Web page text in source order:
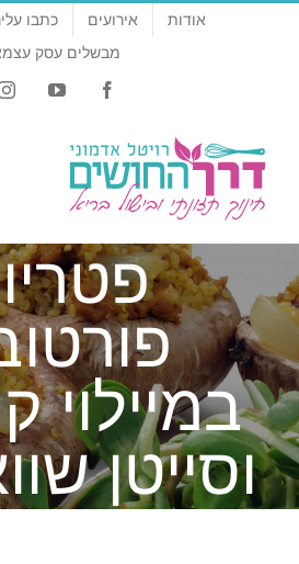
דלג
אודות אירועים כתבו
מבשלים עסק
Facebook
במיילוי
וסייטן